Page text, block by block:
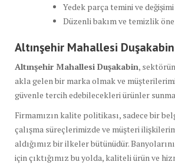
Yedek parça temini ve değişimi
Düzenli bakım ve temizlik
Altınşehir Mahallesi Duşakabin
Altınşehir Mahallesi Duşakabin,
akla gelen bir marka olmak ve
güvenle tercih edebilecekleri ürünler
Firmamızın kalite politikası, sadece bir
çalışma süreçlerimizde ve müşteri
aldığımız bir ilkeler bütünüdür.
için çıktığımız bu yolda, kaliteli ürün ve